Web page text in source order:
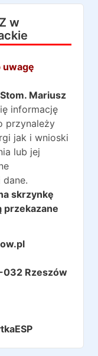
w
uwagę
Mariusz
informację
przynależy
jak i wnioski
lub jej
skrzynkę
przekazane
032 Rzeszów